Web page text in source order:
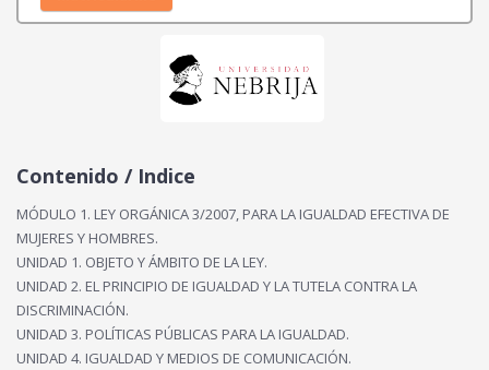
Contenido / Indice
MÓDULO 1. LEY ORGÁNICA 3/2007, PARA LA IGUALDAD EFECTIVA DE
MUJERES Y HOMBRES.
UNIDAD 1. OBJETO Y ÁMBITO DE LA LEY.
UNIDAD 2. EL PRINCIPIO DE IGUALDAD Y LA TUTELA CONTRA LA
DISCRIMINACIÓN.
UNIDAD 3. POLÍTICAS PÚBLICAS PARA LA IGUALDAD.
UNIDAD 4. IGUALDAD Y MEDIOS DE COMUNICACIÓN.